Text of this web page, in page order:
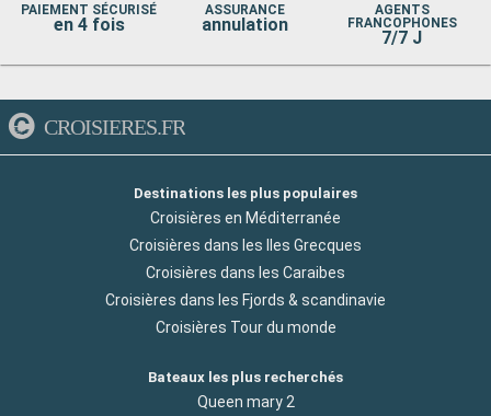
PAIEMENT SÉCURISÉ
en 4 fois
ASSURANCE
annulation
AGENTS
FRANCOPHONES
7/7 J
CROISIERES.FR
Destinations les plus populaires
Croisières en Méditerranée
Croisières dans les Iles Grecques
Croisières dans les Caraibes
Croisières dans les Fjords & scandinavie
Croisières Tour du monde
Bateaux les plus recherchés
Queen mary 2